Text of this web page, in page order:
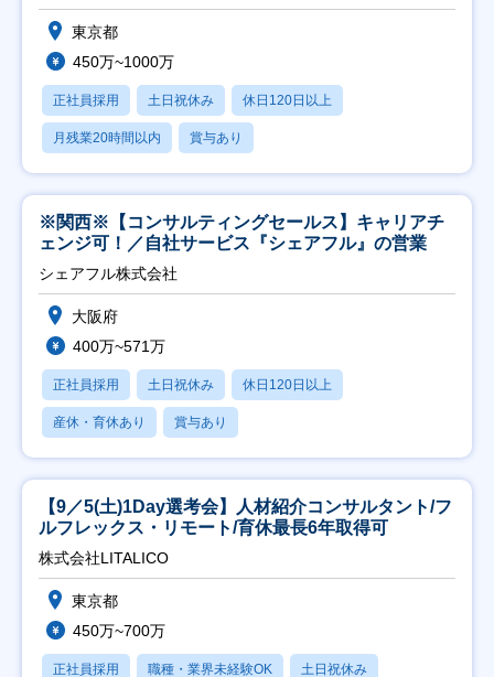
東京都
450万~1000万
正社員採用 土日祝休み 休日120日以上
月残業20時間以内 賞与あり
※関西※【コンサルティングセールス】キャリアチ
ェンジ可！／自社サービス『シェアフル』の営業
シェアフル株式会社
大阪府
400万~571万
正社員採用 土日祝休み 休日120日以上
産休・育休あり 賞与あり
【9／5(土)1Day選考会】人材紹介コンサルタント/フ
ルフレックス・リモート/育休最長6年取得可
株式会社LITALICO
東京都
450万~700万
正社員採用 職種・業界未経験OK 土日祝休み